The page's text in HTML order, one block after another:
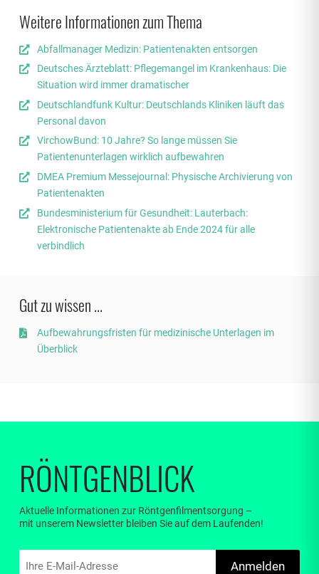
Weitere Informationen zum Thema
Abfallmanager Medizin: Patientenakten entsorgen
Deutsches Ärzteblatt: Pflegemangel im Krankenhaus: Die
Situation wird immer dramatischer
Deutschlandfunk Kultur: Deutschlands Kliniken läuft das
Personal davon
VirchowBund: 10 Jahre? So lange müssen Sie
Patientenunterlagen wirklich aufbewahren
DMEA Premium Messejournal: Physische Archivierung von
Patientenakten
Bundesministerium für Gesundheit: Lauterbach:
Elektronische Patientenakte ab Ende 2024 für alle
verbindlich
Gut zu wissen ...
Aufbewahrungsfristen für medizinische Unterlagen im
Überblick
RÖNTGENBLICK
Aktuelle Informationen zur Röntgenfilmentsorgung –
mit unserem Newsletter bleiben Sie auf dem Laufenden!
Anmelden